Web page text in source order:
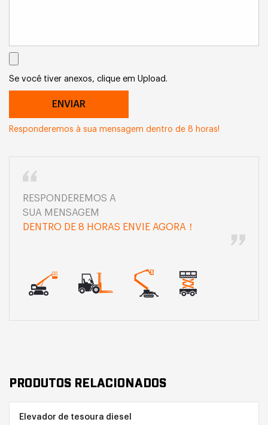
Se você tiver anexos, clique em Upload.
Responderemos à sua mensagem dentro de 8 horas!
RESPONDEREMOS A
SUA MENSAGEM
DENTRO DE 8 HORAS ENVIE AGORA！
PRODUTOS RELACIONADOS
Elevador de tesoura diesel